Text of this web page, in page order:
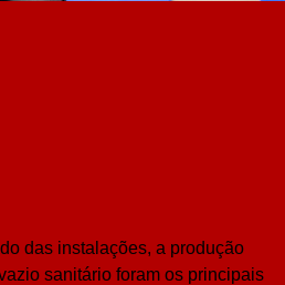
das instalações, a produção
sanitário foram os principais